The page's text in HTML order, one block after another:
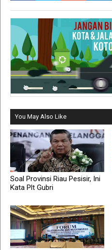
You May Also Like
Soal Provinsi Riau Pesisir, Ini
Kata Plt Gubri